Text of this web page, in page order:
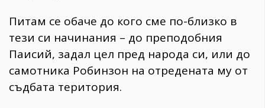
Питам се обаче до кого сме по-близко в
тези си начинания – до преподобния
Паисий, задал цел пред народа си, или до
самотника Робинзон на отредената му от
съдбата територия.